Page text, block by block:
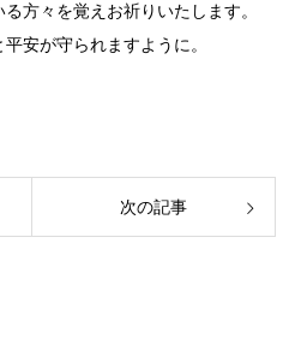
方々を覚えお祈りいたします。
安が守られますように。
次の記事